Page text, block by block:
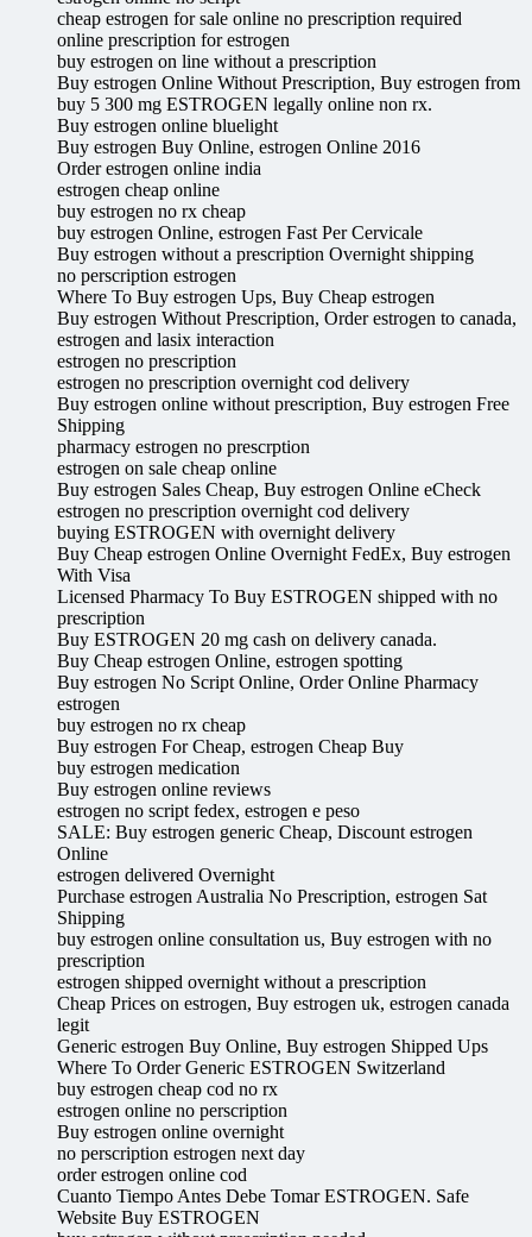
cheap estrogen for sale online no prescription required
online prescription for estrogen
buy estrogen on line without a prescription
Buy estrogen Online Without Prescription, Buy estrogen from
buy 5 300 mg ESTROGEN legally online non rx.
Buy estrogen online bluelight
Buy estrogen Buy Online, estrogen Online 2016
Order estrogen online india
estrogen cheap online
buy estrogen no rx cheap
buy estrogen Online, estrogen Fast Per Cervicale
Buy estrogen without a prescription Overnight shipping
no perscription estrogen
Where To Buy estrogen Ups, Buy Cheap estrogen
Buy estrogen Without Prescription, Order estrogen to canada,
estrogen and lasix interaction
estrogen no prescription
estrogen no prescription overnight cod delivery
Buy estrogen online without prescription, Buy estrogen Free
Shipping
pharmacy estrogen no prescrption
estrogen on sale cheap online
Buy estrogen Sales Cheap, Buy estrogen Online eCheck
estrogen no prescription overnight cod delivery
buying ESTROGEN with overnight delivery
Buy Cheap estrogen Online Overnight FedEx, Buy estrogen
With Visa
Licensed Pharmacy To Buy ESTROGEN shipped with no
prescription
Buy ESTROGEN 20 mg cash on delivery canada.
Buy Cheap estrogen Online, estrogen spotting
Buy estrogen No Script Online, Order Online Pharmacy
estrogen
buy estrogen no rx cheap
Buy estrogen For Cheap, estrogen Cheap Buy
buy estrogen medication
Buy estrogen online reviews
estrogen no script fedex, estrogen e peso
SALE: Buy estrogen generic Cheap, Discount estrogen
Online
estrogen delivered Overnight
Purchase estrogen Australia No Prescription, estrogen Sat
Shipping
buy estrogen online consultation us, Buy estrogen with no
prescription
estrogen shipped overnight without a prescription
Cheap Prices on estrogen, Buy estrogen uk, estrogen canada
legit
Generic estrogen Buy Online, Buy estrogen Shipped Ups
Where To Order Generic ESTROGEN Switzerland
buy estrogen cheap cod no rx
estrogen online no perscription
Buy estrogen online overnight
no perscription estrogen next day
order estrogen online cod
Cuanto Tiempo Antes Debe Tomar ESTROGEN. Safe
Website Buy ESTROGEN